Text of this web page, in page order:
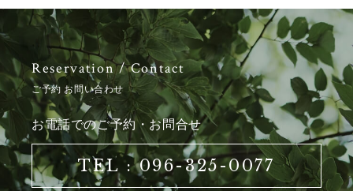
Reservation / Contact
ご予約 お問い合わせ
お電話でのご予約・お問合せ
TEL : 096-325-0077